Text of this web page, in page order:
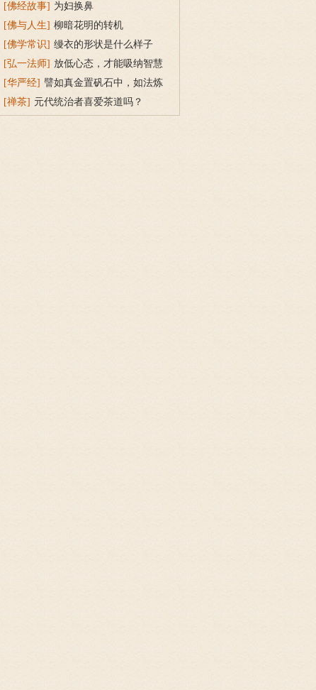
所累
[佛经故事] 为妇换鼻
[佛与人生] 柳暗花明的转机
[佛学常识] 缦衣的形状是什么样子
的？
[弘一法师] 放低心态，才能吸纳智慧
[华严经] 譬如真金置矾石中，如法炼
已，离一切垢，转复明净
[禅茶] 元代统治者喜爱茶道吗？